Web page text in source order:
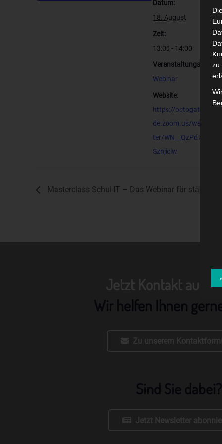
Datum:
18. August
Zeit:
13:00 - 14:00
Webinar
Website:
https://octogate-
de.zoom.us/webinar/
ter/
Sznjiclw
Masterclass Schul-IT – Das Webinar für
Jetzt Kontakt
Wir helfen Ihnen
Zu unserem
Jetzt Newsletter
zu